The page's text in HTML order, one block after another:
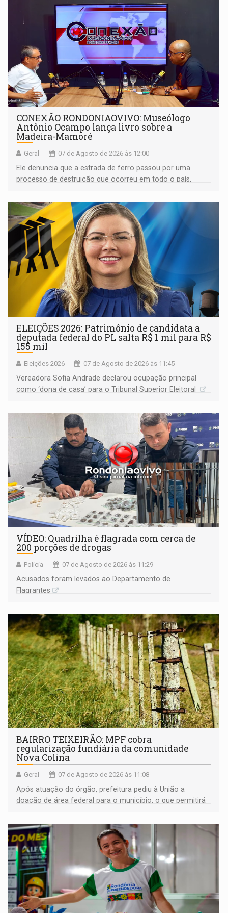
CONEXÃO RONDONIAOVIVO: Museólogo
Antônio Ocampo lança livro sobre a
Madeira-Mamoré
Geral 07 de Agosto de 2026 às 12:00
Ele denuncia que a estrada de ferro passou por uma
processo de destruição que ocorreu em todo o país,
ELEIÇÕES 2026: Patrimônio de candidata a
deputada federal do PL salta R$ 1 mil para R$
155 mil
Eleições 2026 07 de Agosto de 2026 às 11:45
Vereadora Sofia Andrade declarou ocupação principal
como ‘dona de casa’ para o Tribunal Superior Eleitoral
VÍDEO: Quadrilha é flagrada com cerca de
200 porções de drogas
Polícia 07 de Agosto de 2026 às 11:29
Acusados foram levados ao Departamento de
Flagrantes
BAIRRO TEIXEIRÃO: MPF cobra
regularização fundiária da comunidade
Nova Colina
Geral 07 de Agosto de 2026 às 11:08
Após atuação do órgão, prefeitura pediu à União a
doação de área federal para o município, o que permitirá